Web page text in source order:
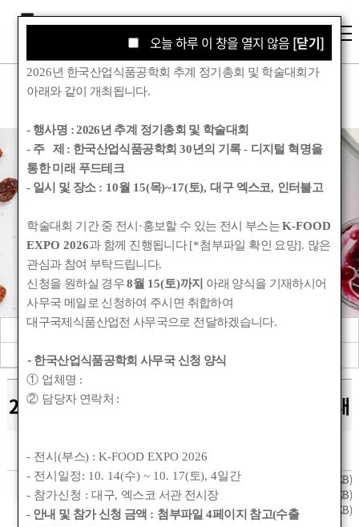
학회소식
Korean Society for Food Engineering
공지사항
관련기관소식
회원동정
2025 추계 정기총회 및 학술대회 프로그램 안내
작성자 :관리자 작성일 :2025-09-19 15:16
한식공2025-047(추계_학술대회_개최_공문).pdf
(59KB)
한식공2025-048(추계_학술대회_출장_협조_공문).pdf
(57KB)
2025_추계_정기총회_및_학술대회_초청장.pdf
(7,725KB)
오늘 하루 이 창을 열지 않음 [닫기]
오늘 하루 이 창을 열지 않음 [닫기]
2026년 한국산업식품공학회 추계 정기총회 및 학술대회가
아래와 같이 개최됩니다.
- 행사명 :2026년 추계 정기총회 및 학술대회
- 주 제 : 한국산업식품공학회 30년의 기록- 디지털 혁명을
통한 미래 푸드테크
- 일시 및 장소 : 10월 15(목)~17(토),대구 엑스코, 인터불고
학술대회 기간 중 전시 ·홍보할 수 있는 전시 부스는K-FOOD
EXPO 2026과 함께 진행됩니다[*첨부파일 확인 요망]. 많은
관심과 참여 부탁드립니다.
신청을 원하실 경우8월 15(토)까지 아래 양식을 기재하시어
사무국 메일로 신청하여 주시면 취합하여
대구국제식품산업전 사무국으로 전달하겠습니다.
- 한국산업식품공학회 사무국 신청 양식
① 업체명 :
② 담당자 연락처 :
- 전시(부스) : K-FOOD EXPO 2026
- 전시일정: 10. 14(수) ~ 10. 17(토), 4일간
- 참가신청 :대구, 엑스코 서관 전시장
- 안내 및 참가 신청 금액 : 첨부파일 4페이지 참고(수출